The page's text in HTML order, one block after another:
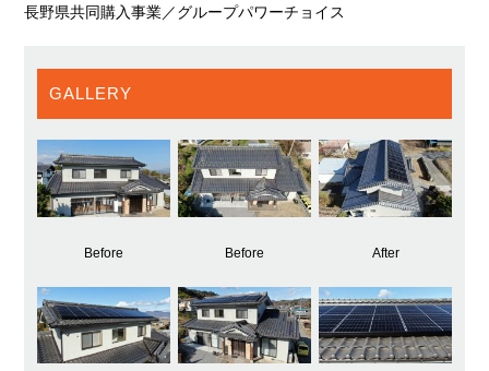
長野県共同購入事業／グループパワーチョイス
GALLERY
Before Before After